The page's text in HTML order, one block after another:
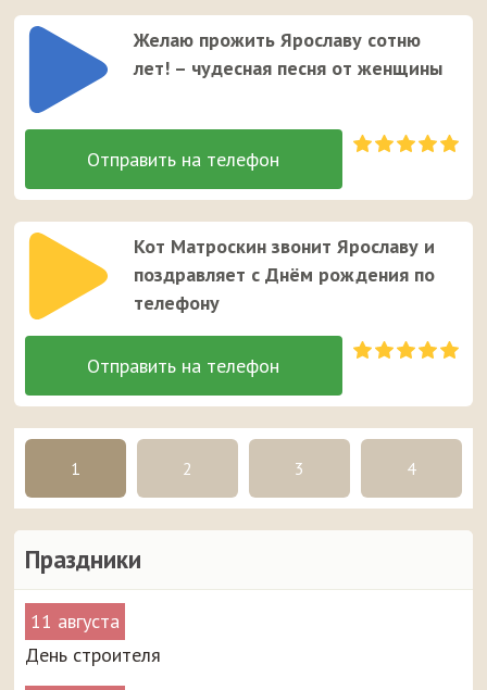
Праздники
11 августа
День строителя
Желаю прожить Ярославу сотню
лет! – чудесная песня от женщины
Кот Матроскин звонит Ярославу и
поздравляет с Днём рождения по
телефону
1 2 3 4